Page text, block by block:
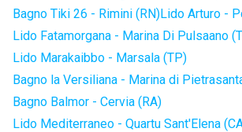
Bagno Tiki 26 - Rimini (RN)Lido Arturo -
Lido Fatamorgana - Marina Di Pulsaano
Lido Marakaibbo - Marsala (TP)
Bagno la Versiliana - Marina di
Bagno Balmor - Cervia (RA)
Lido Mediterraneo - Quartu Sant'Elena